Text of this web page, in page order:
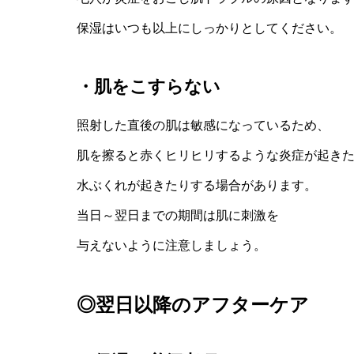
保湿はいつも以上にしっかりとしてください。
・肌をこすらない
照射した直後の肌は敏感になっているため、
肌を擦ると赤くヒリヒリするような炎症が起き
水ぶくれが起きたりする場合があります。
当日～翌日までの期間は肌に刺激を
与えないように注意しましょう。
◎翌日以降のアフターケア